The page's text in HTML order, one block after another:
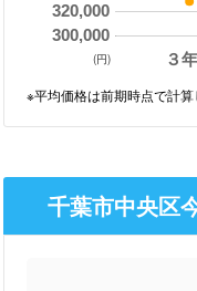
３
300,000
320,000
(円)
※平均価格は前期時点で計算
千葉市中央区